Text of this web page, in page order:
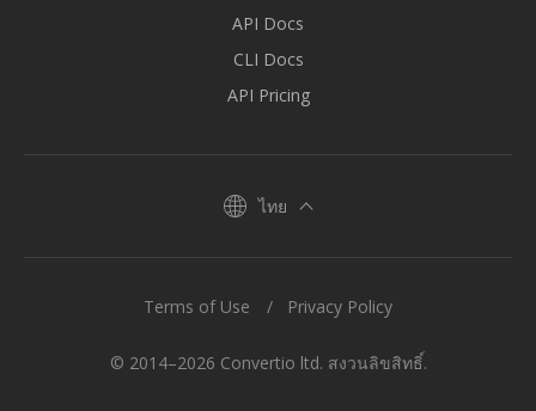
API Docs
CLI Docs
API Pricing
ไทย
© 2014–2026 Convertio ltd. สงวนลิขสิทธิ์.
Terms of Use Privacy Policy